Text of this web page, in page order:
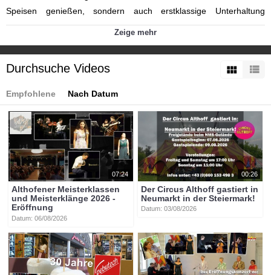
Speisen genießen, sondern auch erstklassige Unterhaltung
erleben.
Themen » Brauchtum in Kärnten
Themen
Veranstaltungen
Tags:
btv-kärnten
btv kärnten mittelkärnten btvon
guttaring
krämermärkte
Zeige mehr
Durchsuche Videos
Empfohlene Nach Datum
07:24
Althofener Meisterklassen
und Meisterklänge 2026 -
Eröffnung
Datum: 06/08/2026
00:26
Der Circus Althoff gastiert in
Neumarkt in der Steiermark!
Datum: 03/08/2026